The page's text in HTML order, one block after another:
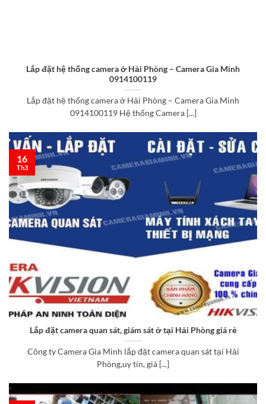
Lắp đặt hệ thống camera ở Hải Phòng – Camera Gia Minh
0914100119
Lắp đặt hệ thống camera ở Hải Phòng – Camera Gia Minh
0914100119 Hệ thống Camera [...]
Lắp đặt camera quan sát, giám sát ở tại Hải Phòng giá rẻ
Công ty Camera Gia Minh lắp đặt camera quan sát tại Hải
Phòng,uy tín, giá [...]
16
Th3